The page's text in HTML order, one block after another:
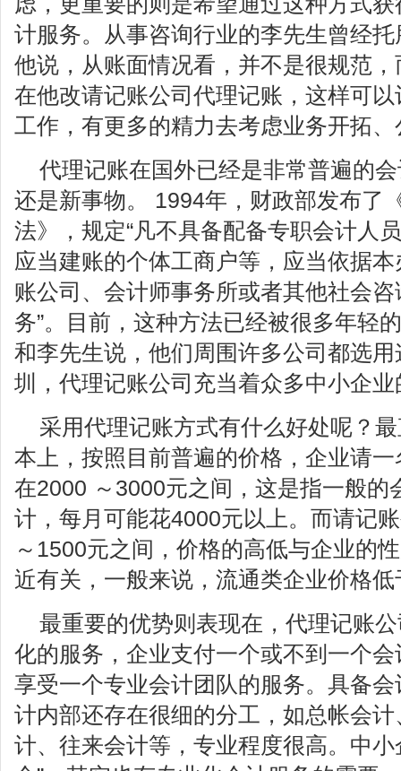
计服务。从事咨询行业的李先生曾经
他说，从账面情况看，并不是很规范
在他改请记账公司代理记账，这样可
工作，有更多的精力去考虑业务开拓
代理记账在国外已经是非常普遍的
还是新事物。 1994年，财政部发布了
法》，规定“凡不具备配备专职会计人
应当建账的个体工商户等，应当依据
账公司、会计师事务所或者其他社会
务”。目前，这种方法已经被很多年轻
和李先生说，他们周围许多公司都选
圳，代理记账公司充当着众多中小企
采用代理记账方式有什么好处呢？
本上，按照目前普遍的价格，企业请
在2000 ～3000元之间，这是指一般的
计，每月可能花4000元以上。而请记
～1500元之间，价格的高低与企业的
近有关，一般来说，流通类企业价格
最重要的优势则表现在，代理记账
化的服务，企业支付一个或不到一个
享受一个专业会计团队的服务。具备
计内部还存在很细的分工，如总帐会
计、往来会计等，专业程度很高。中